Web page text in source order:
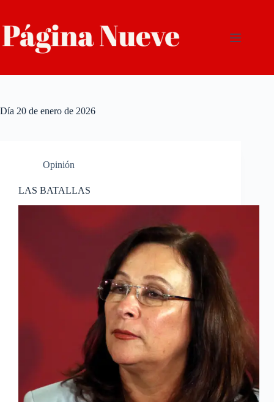
contenido
Día 20 de enero de 2026
Opinión
LAS BATALLAS